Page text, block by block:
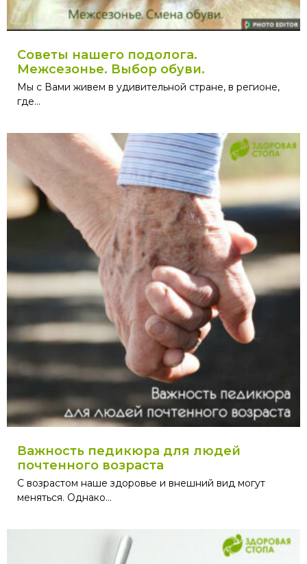
Советы нашего подолога.
Межсезонье. Выбор обуви.
Мы с Вами живем в удивительной стране, в регионе,
где...
Важность педикюра для людей
почтенного возраста
С возрастом наше здоровье и внешний вид могут
меняться. Однако...